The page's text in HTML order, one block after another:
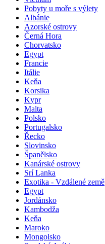
Pobyty u moře s výlety
Albánie
Azorské ostrovy
Černá Hora
Chorvatsko
Egypt
Francie
Itálie
Keňa
Korsika
Kypr
Malta
Polsko
Portugalsko
Řecko
Slovinsko
Španělsko
Kanárské ostrovy
Srí Lanka
Exotika - Vzdálené země
Egypt
Jordánsko
Kambodža
Keňa
Maroko
Mongolsko